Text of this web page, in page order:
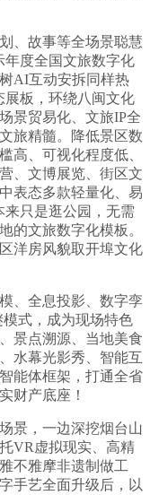
故事等全场景聪慧
年度全国文旅数字化
AI互动安拆同样热
展板，环绕八闽文化
景贸易化、文旅IP全
旅精髓。降低景区数
高、可视化程度低、
、文博展览、街区文
表态多款轻量化、易
来只是逛公园，无需
的文旅数字化模板。
洋房风貌取开埠文化
、全息投影、数字孪
式，成为现场特色
景点溯源、当地美食
水幕光影秀、智能互
能体框架，打通全省
财产底座！
，一边深挖烟台山
VR虚拟现实、高精
不雅摩非遗制做工
手艺全面升级后，以